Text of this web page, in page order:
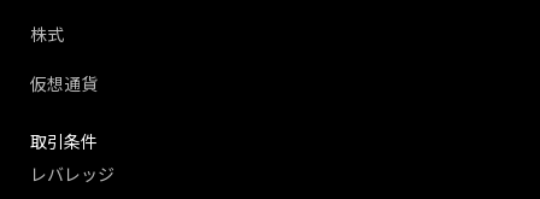
株式
仮想通貨
取引条件
レバレッジ